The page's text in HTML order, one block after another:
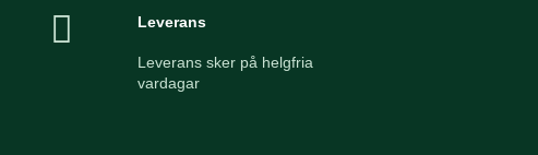
Leverans
Leverans sker på helgfria
vardagar